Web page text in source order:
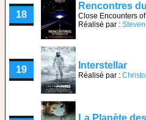
18
Rencontres
Close Encounters
Réalisé par :
19 Interstellar
Réalisé par :
La Planète